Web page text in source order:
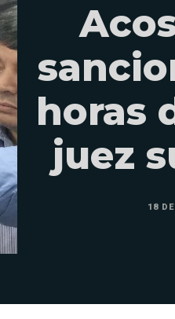
horas
juez
18